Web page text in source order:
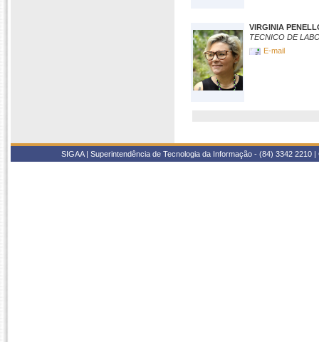
VIRGINIA
TECNICO DE
E-mail
SIGAA | Superintendência de Tecnologia da Informação - (84) 3342